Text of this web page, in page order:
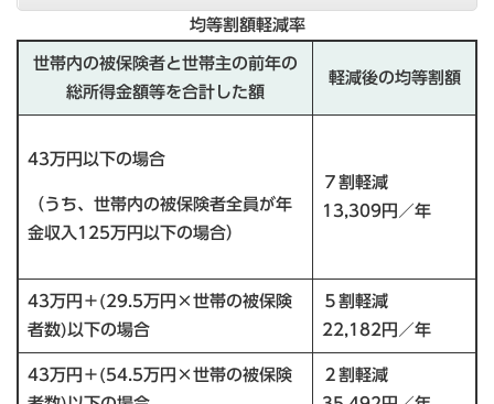
均等割額軽減率
世帯内の被保険者と世帯主の前年の
総所得金額等を合計した額
軽減後の均等割額
43万円以下の場合
（うち、世帯内の被保険者全員が年
金収入125万円以下の場合）
７割軽減
13,309円／年
５割軽減
22,182円／年
43万円＋(29.5万円×世帯の被保険
者数)以下の場合
43万円＋(54.5万円×世帯の被保険
２割軽減